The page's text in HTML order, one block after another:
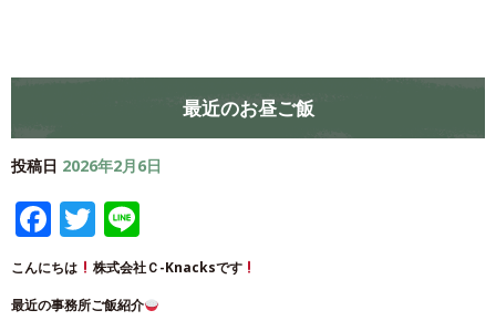
最近のお昼ご飯
投稿日 2026年2月6日
Facebook
Twitter
こんにちは
株式会社Ｃ-Knacksです
最近の事務所ご飯紹介